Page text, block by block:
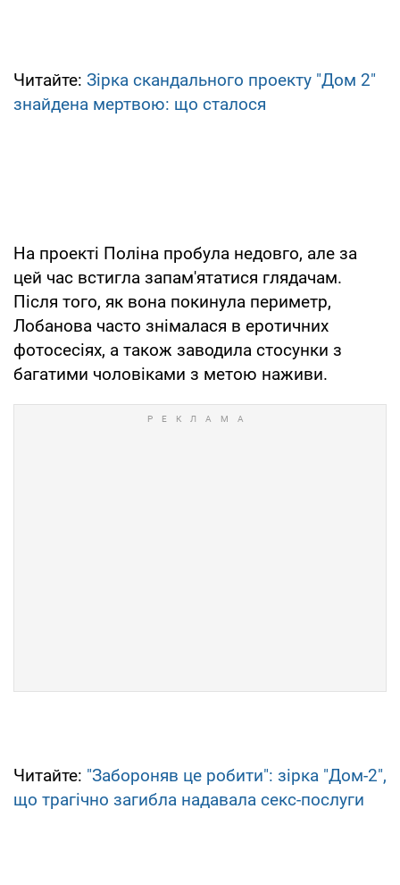
Читайте: Зірка скандального проекту "Дом 2"
знайдена мертвою: що сталося
На проекті Поліна пробула недовго, але за
цей час встигла запам'ятатися глядачам.
Після того, як вона покинула периметр,
Лобанова часто знімалася в еротичних
фотосесіях, а також заводила стосунки з
багатими чоловіками з метою наживи.
Читайте: "Забороняв це робити": зірка "Дом-2",
що трагічно загибла надавала секс-послуги